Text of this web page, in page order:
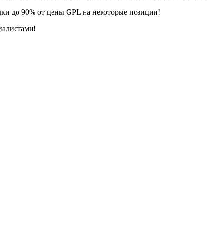
до 90% от цены GPL на некоторые позиции!